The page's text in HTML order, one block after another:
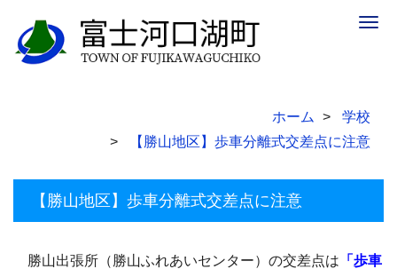
ホーム
学校
【勝山地区】歩車分離式交差点に注意
【勝山地区】歩車分離式交差点に注意
勝山出張所（勝山ふれあいセンター）の交差点は 「歩車